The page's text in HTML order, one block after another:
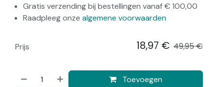
Gratis verzending bij bestellingen vanaf € 100,00
Raadpleeg onze algemene voorwaarden
Toevoegen
Prijs 18,97 € 49,95€